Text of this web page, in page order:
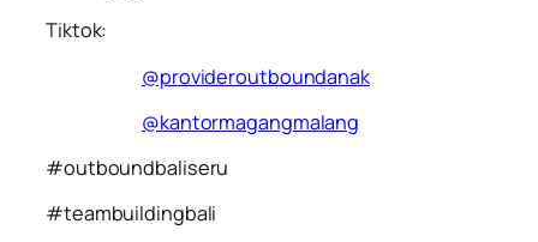
Tiktok:
@provideroutboundanak
@kantormagangmalang
#outboundbaliseru
#teambuildingbali